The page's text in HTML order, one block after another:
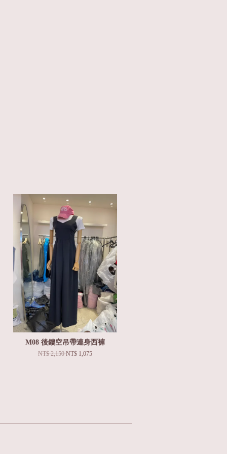
M08 後鏤空吊帶連身西褲
NT$ 2,150NT$ 1,075